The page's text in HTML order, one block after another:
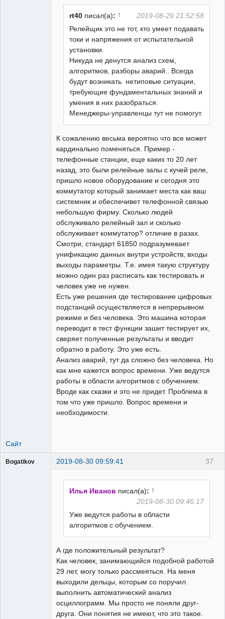
rt40 писал(а): ↑
2019-08-29 21:52:58
Релейщик это не тот, кто умеет подавать
токи и напряжения от испытательной
установки.
Никуда не денутся анализ схем,
алгоритмов, разборы аварий.. Всегда
будут возникать нетиповые ситуации,
требующие фундаментальных знаний и
умения в них разобраться.
Менеджеры-управленцы тут не помогут.
К сожалению весьма вероятно что все может
кардинально поменяться. Пример -
телефонные станции, еще каких то 20 лет
назад, это были релейные залы с кучей реле,
пришло новое оборудование и сегодня это
коммутатор который занимает места как ваш
системник и обеспечивет телефонной связью
небольшую фирму. Сколько людей
обслуживало релейный зал и сколько
обслуживает коммутатор? отличие в разах.
Смотри, стандарт 61850 подразумевает
унификацию данных внутри устройств, входы
выходы параметры. Т.е. имея такую структуру
можно один раз расписать как тестировать и
человек уже не нужен.
Есть уже решения где тестирование цифровых
подстанций осуществляется в непрерывном
режиме и без человека. Это машина которая
переводит в тест функции зашит тестирует их,
сверяет полученные результаты и вводит
обратно в работу. Это уже есть.
Анализ аварий, тут да сложно без человека. Но
как мне кажется вопрос времени. Уже ведутся
работы в области алгоритмов с обучением.
Вроде как сказки и это не придет. Проблема в
том что уже пришло. Вопрос времени и
необходимости.
Сайт
37
Bogatikov 2019-08-30 09:59:41
Илья Иванов писал(а): ↑
2019-08-30 09:46:17
Уже ведутся работы в области
алгоритмов с обучением.
А где положительный результат?
Как человек, занимающийся подобной работой
29 лет, могу только рассмеяться. На меня
выходили дельцы, которым со поручил
выполнить автоматический анализ
осциллограмм. Мы просто не поняли друг-
друга. Они понятия не имеют, что это такое.